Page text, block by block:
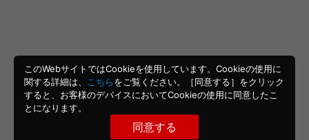
このWebサイトではCookieを使用しています。Cookieの使用に
関する詳細は、
こちらをご覧ください。［同意する］をクリック
すると、お客様のデバイスにおいてCookieの使用に同意したこ
とになります。
同意する